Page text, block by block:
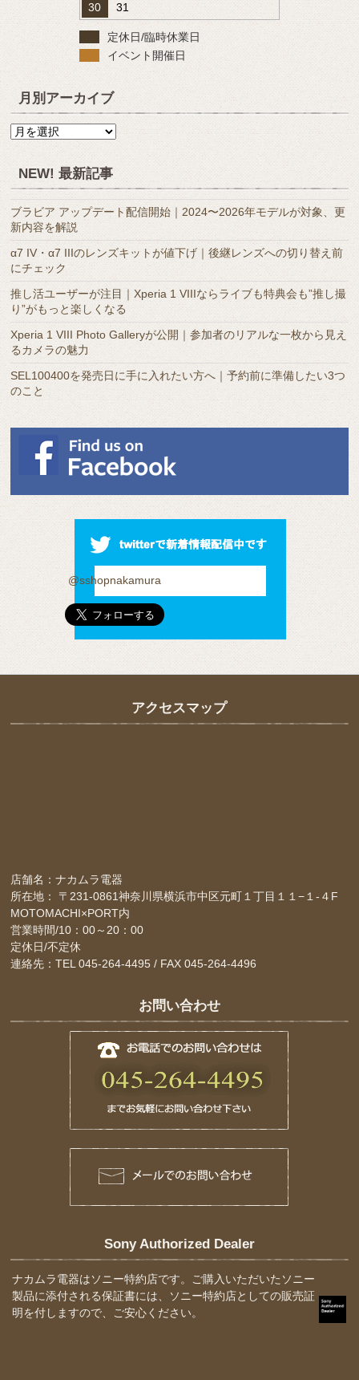
30
31
定休日/臨時休業日
イベント開催日
月別アーカイブ
月
ー
カ
イ
ブ
NEW! 最新記事
ブラビア アップデート配信開始｜2024〜2026年モデルが対象、更
新内容を解説
α7 IV・α7 IIIのレンズキットが値下げ｜後継レンズへの切り替え前
にチェック
推し活ユーザーが注目｜Xperia 1 VIIIならライブも特典会も”推し撮
り”がもっと楽しくなる
Xperia 1 VIII Photo Galleryが公開｜参加者のリアルな一枚から見え
るカメラの魅力
SEL100400を発売日に手に入れたい方へ｜予約前に準備したい3つ
のこと
@sshopnakamura
アクセスマップ
店舗名：ナカムラ電器
所在地： 〒231-0861神奈川県横浜市中区元町１丁目１１−１-４F
MOTOMACHI×PORT内
営業時間/10：00～20：00
定休日/不定休
連絡先：TEL 045-264-4495 / FAX 045-264-4496
お問い合わせ
Sony Authorized Dealer
ナカムラ電器はソニー特約店です。ご購入いただいたソニー
製品に添付される保証書には、ソニー特約店としての販売証
明を付しますので、ご安心ください。